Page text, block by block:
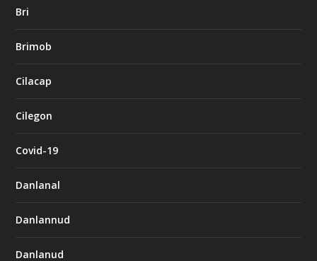
Bri
Brimob
Cilacap
Cilegon
Covid-19
Danlanal
Danlannud
Danlanud